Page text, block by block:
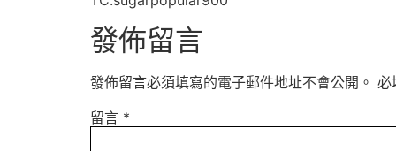
發佈留言
發佈留言必須填寫的電子郵件地址不會公開。 必
留言 *